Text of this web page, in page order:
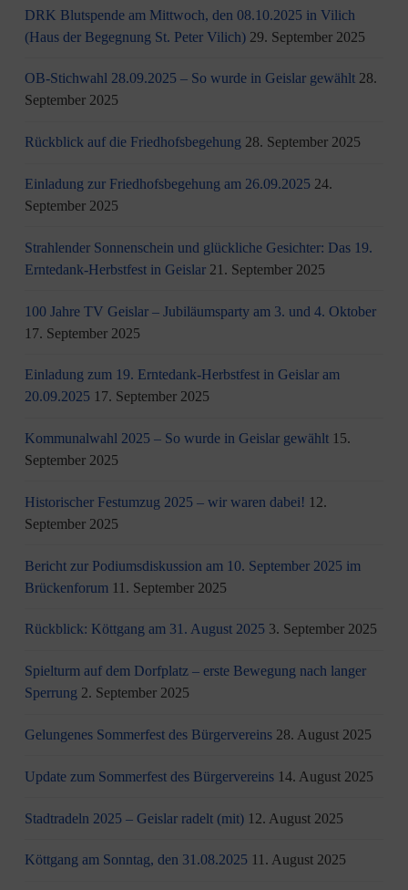
DRK Blutspende am Mittwoch, den 08.10.2025 in Vilich
(Haus der Begegnung St. Peter Vilich) 29. September 2025
OB-Stichwahl 28.09.2025 – So wurde in Geislar gewählt 28.
September 2025
Rückblick auf die Friedhofsbegehung 28. September 2025
Einladung zur Friedhofsbegehung am 26.09.2025 24.
September 2025
Strahlender Sonnenschein und glückliche Gesichter: Das 19.
Erntedank-Herbstfest in Geislar 21. September 2025
100 Jahre TV Geislar – Jubiläumsparty am 3. und 4. Oktober
17. September 2025
Einladung zum 19. Erntedank-Herbstfest in Geislar am
20.09.2025 17. September 2025
Kommunalwahl 2025 – So wurde in Geislar gewählt 15.
September 2025
Historischer Festumzug 2025 – wir waren dabei! 12.
September 2025
Bericht zur Podiumsdiskussion am 10. September 2025 im
Brückenforum 11. September 2025
Rückblick: Köttgang am 31. August 2025 3. September 2025
Spielturm auf dem Dorfplatz – erste Bewegung nach langer
Sperrung 2. September 2025
Gelungenes Sommerfest des Bürgervereins 28. August 2025
Update zum Sommerfest des Bürgervereins 14. August 2025
Stadtradeln 2025 – Geislar radelt (mit) 12. August 2025
Köttgang am Sonntag, den 31.08.2025 11. August 2025